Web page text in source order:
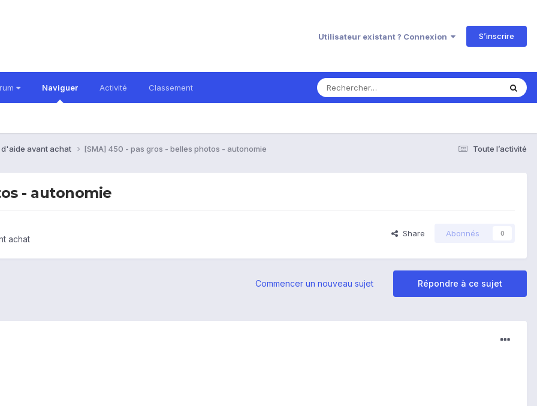
Utilisateur existant ? Connexion S’inscrire
Naviguer Activité Classement
Toute l’activité
avant achat [SMA] 450 - pas gros - belles photos - autonomie
- autonomie
achat
Share Abonnés 0
Répondre à ce sujet
Commencer un nouveau sujet